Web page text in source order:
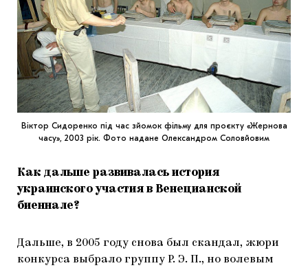
Віктор Сидоренко під час зйомок фільму для проєкту «Жернова
часу», 2003 рік. Фото надане Олександром Соловйовим
Как дальше развивалась история
украинского участия в Венецианской
биеннале?
Дальше, в 2005 году снова был скандал, жюри
конкурса выбрало группу Р. Э. П., но волевым